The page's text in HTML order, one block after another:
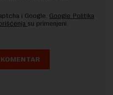
i Google. Google Politika
su primenjeni.